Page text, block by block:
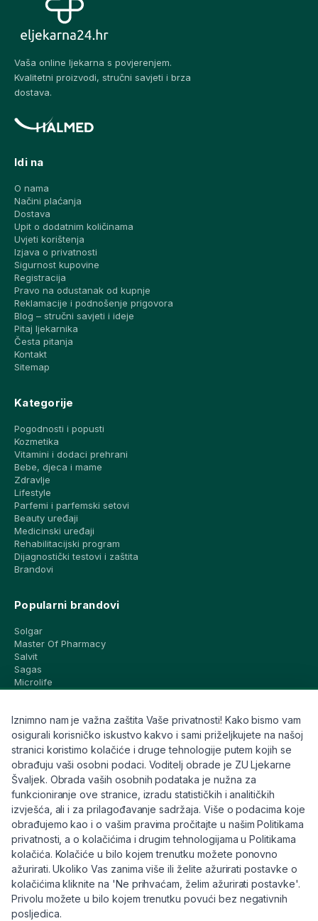
Vaša online ljekarna s povjerenjem.
Kvalitetni proizvodi, stručni savjeti i brza
dostava.
Idi na
O nama
Načini plaćanja
Dostava
Upit o dodatnim količinama
Uvjeti korištenja
Izjava o privatnosti
Sigurnost kupovine
Registracija
Pravo na odustanak od kupnje
Reklamacije i podnošenje prigovora
Blog – stručni savjeti i ideje
Pitaj ljekarnika
Česta pitanja
Kontakt
Sitemap
Kategorije
Pogodnosti i popusti
Kozmetika
Vitamini i dodaci prehrani
Bebe, djeca i mame
Zdravlje
Lifestyle
Parfemi i parfemski setovi
Beauty uređaji
Medicinski uređaji
Rehabilitacijski program
Dijagnostički testovi i zaštita
Brandovi
Popularni brandovi
Solgar
Master Of Pharmacy
Salvit
Sagas
Microlife
CeraVe
Eucerin
Avene
Bioderma
Svi brandovi
Info
Trebate pomoć ili imate pitanja?
+385 91 6191 901
info@eljekarna24.hr
Iznimno nam je važna zaštita Vaše privatnosti! Kako bismo vam
osigurali korisničko iskustvo kakvo i sami priželjkujete na našoj
stranici koristimo kolačiće i druge tehnologije putem kojih se
obrađuju vaši osobni podaci. Voditelj obrade je ZU Ljekarne
Švaljek. Obrada vaših osobnih podataka je nužna za
funkcioniranje ove stranice, izradu statističkih i analitičkih
izvješća, ali i za prilagođavanje sadržaja. Više o podacima koje
obrađujemo kao i o vašim pravima pročitajte u našim Politikama
privatnosti, a o kolačićima i drugim tehnologijama u Politikama
kolačića. Kolačiće u bilo kojem trenutku možete ponovno
ažurirati. Ukoliko Vas zanima više ili želite ažurirati postavke o
kolačićima kliknite na 'Ne prihvaćam, želim ažurirati postavke'.
Privolu možete u bilo kojem trenutku povući bez negativnih
posljedica.